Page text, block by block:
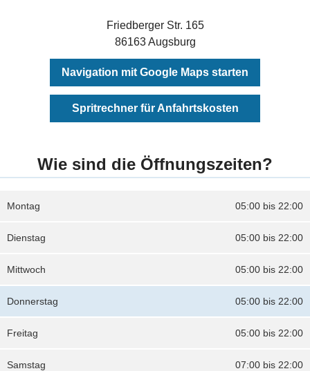
Friedberger Str. 165
86163 Augsburg
Navigation mit Google Maps starten
Spritrechner für Anfahrtskosten
Wie sind die Öffnungszeiten?
05:00 bis 22:00
Montag
05:00 bis 22:00
Dienstag
05:00 bis 22:00
Mittwoch
05:00 bis 22:00
Donnerstag
05:00 bis 22:00
Freitag
07:00 bis 22:00
Samstag